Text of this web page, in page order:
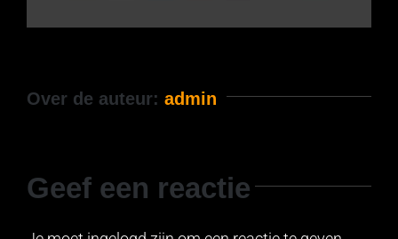
Over de auteur: admin
Geef een reactie